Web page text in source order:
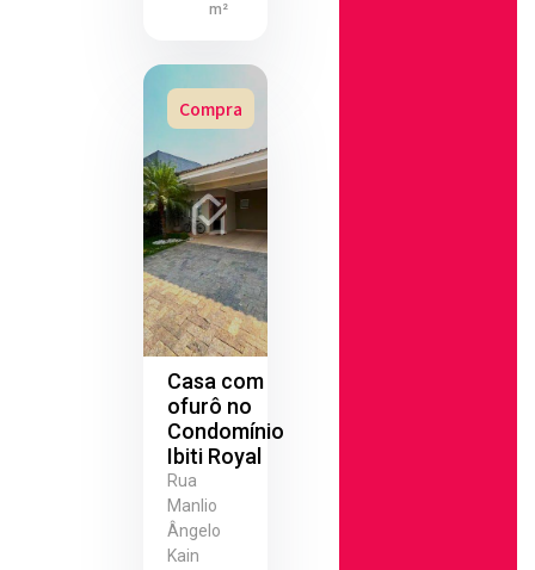
m²
Compra
Casa com
ofurô no
Condomínio
Ibiti Royal
Rua
Manlio
Ângelo
Kain